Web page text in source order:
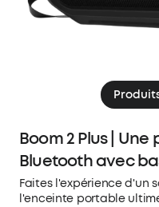
Boom 2 Plus |
Bluetooth avec
Faites l'expérience d'un
l'enceinte portable